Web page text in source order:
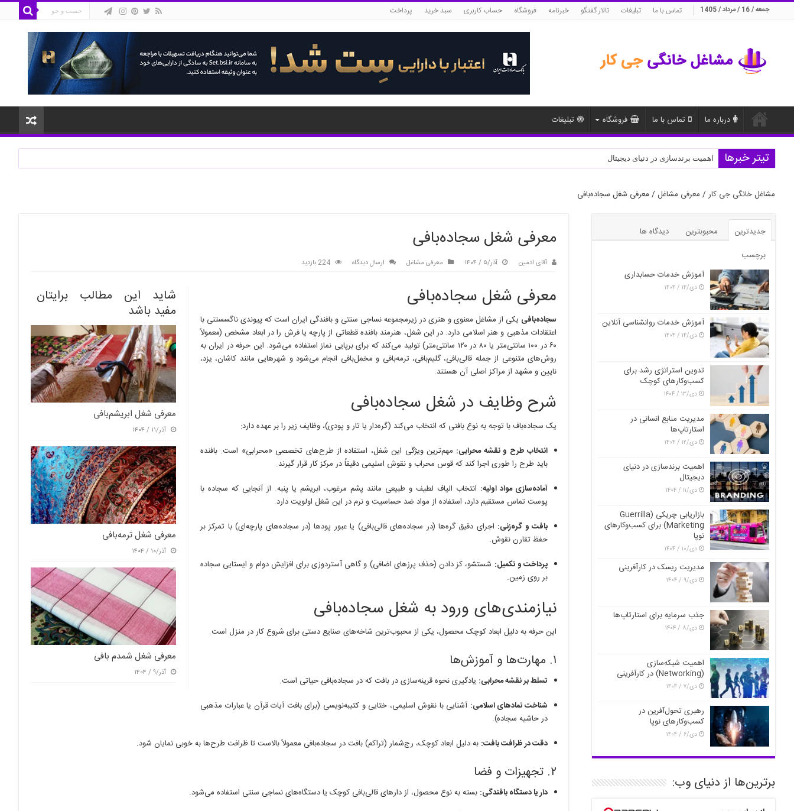
جمعه / 16 / مرداد / 1405 تماس با ما تبلیغات تالار گفتگو خبرنامه فروشگاه حساب کاربری سبد خرید پرداخت
درباره ما تماس با ما فروشگاه تبلیغات
تیتر خبرها اهمیت برندسازی در دنیای دیجیتال
بازاریابی چریکی (Guerrilla Marketing) برای کسب‌وکارهای نوپا
مشاغل خانگی جی کار/ معرفی مشاغل/ معرفی شغل سجاده‌بافی
معرفی شغل سجاده‌بافی
آقای ادمین آذر/۵ / ۱۴۰۴ معرفی مشاغل ارسال دیدگاه 224 بازدید
شاید این مطالب برایتان
مفید باشد
معرفی شغل ابریشم‌بافی
آذر/۱۱ / ۱۴۰۴
معرفی شغل ترمه‌بافی
آذر/۱۰ / ۱۴۰۴
معرفی شغل شمدم بافی
آذر/۹ / ۱۴۰۴
معرفی شغل سجاده‌بافی
سجاده‌بافی یکی از مشاغل معنوی و هنری در زیرمجموعه نساجی سنتی و بافندگی ایران است که پیوندی ناگسستنی با
اعتقادات مذهبی و هنر اسلامی دارد. در این شغل، هنرمند بافنده قطعاتی از پارچه یا فرش را در ابعاد مشخص (معمولاً
۶۰ در ۱۰۰ سانتی‌متر یا ۸۰ در ۱۲۰ سانتی‌متر) تولید می‌کند که برای برپایی نماز استفاده می‌شود. این حرفه در ایران به
روش‌های متنوعی از جمله قالی‌بافی، گلیم‌بافی، ترمه‌بافی و مخمل‌بافی انجام می‌شود و شهرهایی مانند کاشان، یزد،
نایین و مشهد از مراکز اصلی آن هستند.
شرح وظایف در شغل سجاده‌بافی
یک سجاده‌باف با توجه به نوع بافتی که انتخاب می‌کند (گره‌دار یا تار و پودی)، وظایف زیر را بر عهده دارد:
انتخاب طرح و نقشه محرابی: مهم‌ترین ویژگی این شغل، استفاده از طرح‌های تخصصی «محرابی» است. بافنده
باید طرح را طوری اجرا کند که قوس محراب و نقوش اسلیمی دقیقاً در مرکز کار قرار گیرند.
آماده‌سازی مواد اولیه: انتخاب الیاف لطیف و طبیعی مانند پشم مرغوب، ابریشم یا پنبه. از آنجایی که سجاده با
پوست تماس مستقیم دارد، استفاده از مواد ضد حساسیت و نرم در این شغل اولویت دارد.
بافت و گره‌زنی: اجرای دقیق گره‌ها (در سجاده‌های قالی‌بافی) یا عبور پودها (در سجاده‌های پارچه‌ای) با تمرکز بر
حفظ تقارن نقوش.
پرداخت و تکمیل: شستشو، کز دادن (حذف پرزهای اضافی) و گاهی آستردوزی برای افزایش دوام و ایستایی سجاده
بر روی زمین.
نیازمندی‌های ورود به شغل سجاده‌بافی
این حرفه به دلیل ابعاد کوچک محصول، یکی از محبوب‌ترین شاخه‌های صنایع دستی برای شروع کار در منزل است.
۱. مهارت‌ها و آموزش‌ها
تسلط بر نقشه محرابی: یادگیری نحوه قرینه‌سازی در بافت که در سجاده‌بافی حیاتی است.
شناخت نمادهای اسلامی: آشنایی با نقوش اسلیمی، ختایی و کتیبه‌نویسی (برای بافت آیات قرآن یا عبارات مذهبی
در حاشیه سجاده).
دقت در ظرافت بافت: به دلیل ابعاد کوچک، رج‌شمار (تراکم) بافت در سجاده‌بافی معمولاً بالاست تا ظرافت طرح‌ها به خوبی نمایان شود.
۲. تجهیزات و فضا
دار یا دستگاه بافندگی: بسته به نوع محصول، از دارهای قالی‌بافی کوچک یا دستگاه‌های نساجی سنتی استفاده می‌شود.
جدیدترین محبوبترین
دیدگاه ها
برچسب
آموزش خدمات حسابداری
دی/۱۴ / ۱۴۰۴
آموزش خدمات روانشناسی آنلاین
دی/۱۴ / ۱۴۰۴
تدوین استراتژی رشد برای
کسب‌وکارهای کوچک
دی/۱۳ / ۱۴۰۴
مدیریت منابع انسانی در
استارتاپ‌ها
دی/۱۲ / ۱۴۰۴
اهمیت برندسازی در دنیای
دیجیتال
دی/۱۱ / ۱۴۰۴
بازاریابی چریکی (Guerrilla
Marketing) برای کسب‌وکارهای
نوپا
دی/۱۰ / ۱۴۰۴
مدیریت ریسک در کارآفرینی
دی/۹ / ۱۴۰۴
جذب سرمایه برای استارتاپ‌ها
دی/۸ / ۱۴۰۴
اهمیت شبکه‌سازی
(Networking) در کارآفرینی
دی/۷ / ۱۴۰۴
رهبری تحول‌آفرین در
کسب‌وکارهای نوپا
دی/۶ / ۱۴۰۴
برترین‌ها از دنیای وب: